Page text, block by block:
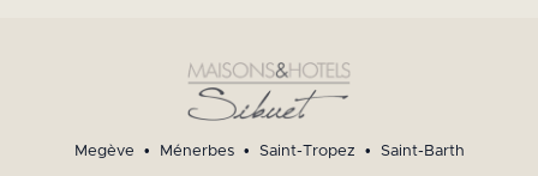
Megève • Ménerbes• Saint-Tropez • Saint-Barth